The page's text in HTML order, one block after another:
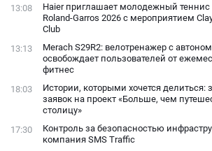
13:08
Haier приглашает молодежный
Roland-Garros 2026 с мероприятием
Club
13:13
Merach S29R2: велотренажер с
освобождает пользователей от
фитнес
18:03
Истории, которыми хочется
заявок на проект «Больше, чем
столицу»
17:30
Контроль за безопасностью
компания SMS Traffic